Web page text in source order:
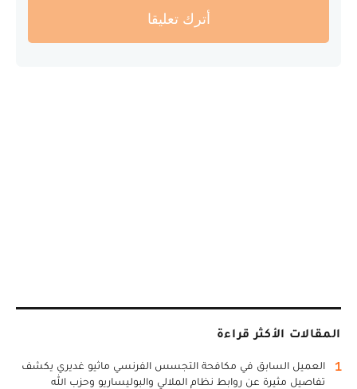
أترك تعليقا
المقالات الأكثر قراءة
1
العميل السابق في مكافحة التجسس الفرنسي ماثيو غديري يكشف
تفاصيل مثيرة عن روابط نظام الملالي والبوليساريو وحزب الله